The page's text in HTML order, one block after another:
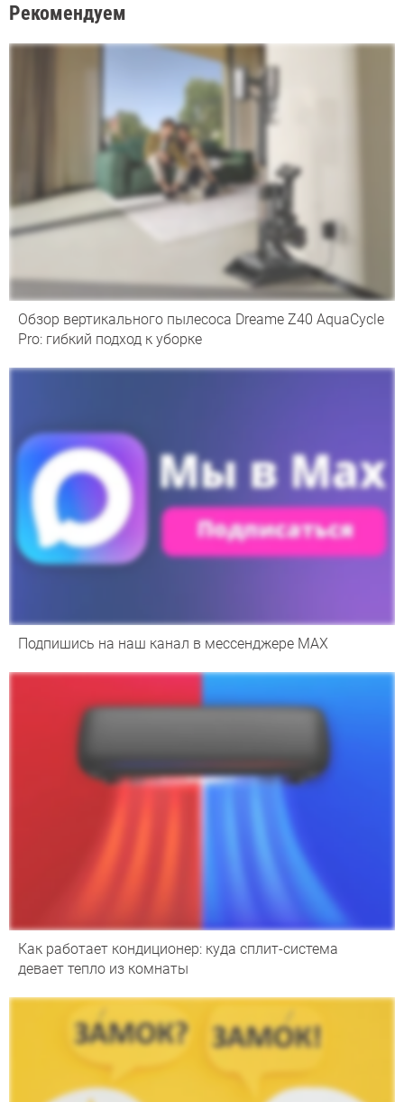
Рекомендуем
Обзор вертикального пылесоса Dreame Z40 AquaCycle
Pro: гибкий подход к уборке
Подпишись на наш канал в мессенджере МАХ
Как работает кондиционер: куда сплит-система
девает тепло из комнаты